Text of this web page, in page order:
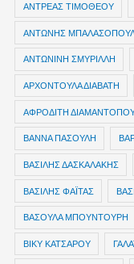
ΑΝΤΡΕΑΣ ΤΙΜΟΘΕΟΥ
ΑΝΤΩΝΗΣ
ΑΝΤΩΝΙΝΗ ΣΜΥΡΙΛΛΗ
ΑΡΧΟΝΤΟΥΛΑ ΔΙΑΒΑΤΗ
ΑΦΡΟΔΙΤΗ
ΒΑΝΝΑ ΠΑΣΟΥΛΗ
ΒΑΣΙΛΗΣ ΔΑΣΚΑΛΑΚΗΣ
ΒΑΣΙΛΗΣ ΦΑΪΤΑΣ
ΒΑΣΟΥΛΑ ΜΠΟΥΝΤΟΥΡΗ
ΒΙΚΥ ΚΑΤΣΑΡΟΥ